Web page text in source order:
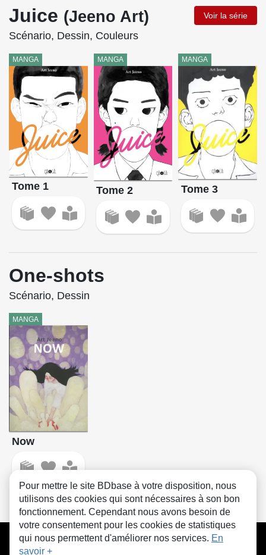
Juice (Jeeno Art) Voir la série
Scénario, Dessin, Couleurs
MANGA
Tome 1
MANGA
Tome 2
MANGA
Tome 3
One-shots
Scénario, Dessin
MANGA
Now
CGU FAQ Contact Cookies
Pour mettre le site BDbase à votre disposition, nous
utilisons des cookies qui sont nécessaires à son bon
fonctionnement. Cependant nous avons besoin de
votre consentement pour les cookies de statistiques
qui nous permettent d'améliorer nos services. En
savoir +